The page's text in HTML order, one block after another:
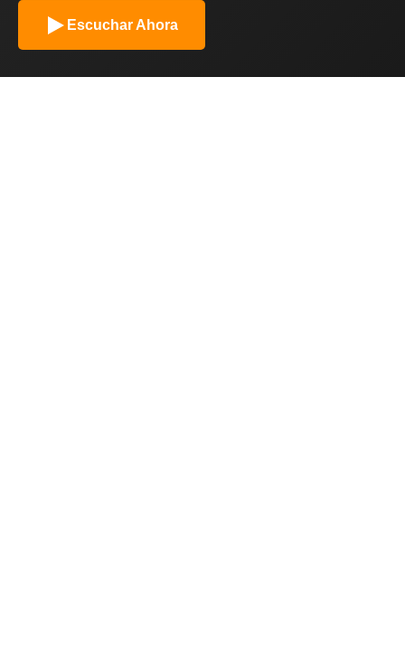
Escuchar Ahora